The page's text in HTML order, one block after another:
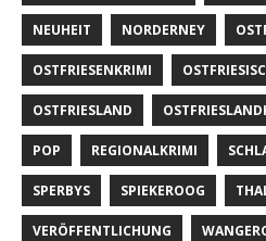
NEUHEIT NORDERNEY
OSTFRIESENKRIMI
OSTFRIESLAND
POP REGIONALKRIMI
SPERBYS SPIEKEROOG
VERÖFFENTLICHUNG